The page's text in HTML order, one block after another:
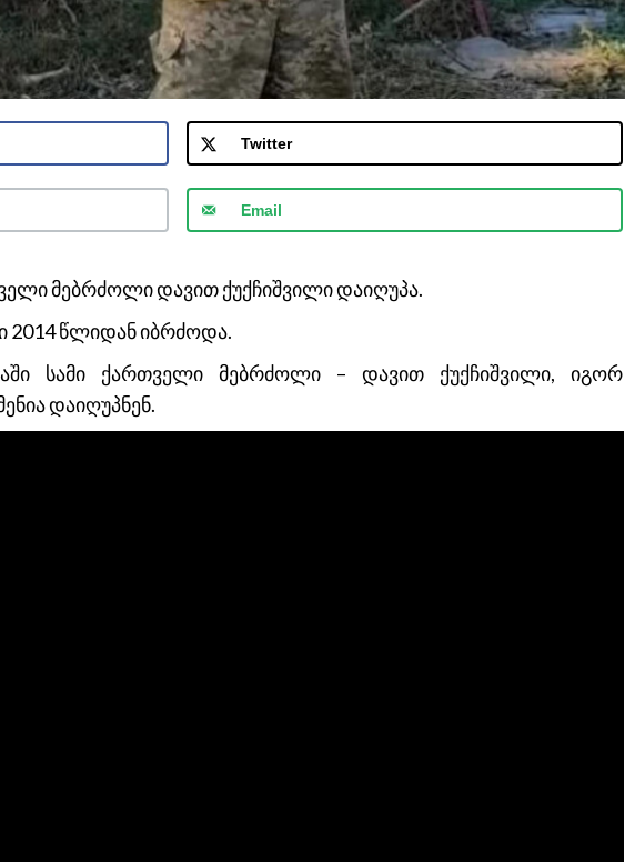
Twitter
Email
მებრძოლი დავით ქუქჩიშვილი დაიღუპა.
2014 წლიდან იბრძოდა.
სამი ქართველი მებრძოლი – დავით ქუქჩიშვილი, იგორ
დაიღუპნენ.